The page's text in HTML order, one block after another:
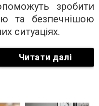
зробити
та безпечнішою
ситуаціях.
Читати далі